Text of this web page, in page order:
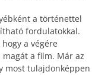
a történettel
fordulatokkal.
a végére
a film. Már az
most tulajdonképpen